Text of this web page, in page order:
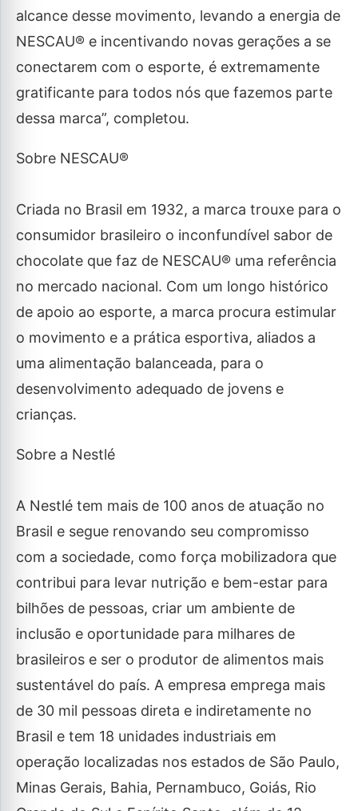
alcance desse movimento, levando a energia de
NESCAU® e incentivando novas gerações a se
conectarem com o esporte, é extremamente
gratificante para todos nós que fazemos parte
dessa marca”, completou.
Sobre NESCAU®
Criada no Brasil em 1932, a marca trouxe para o
consumidor brasileiro o inconfundível sabor de
chocolate que faz de NESCAU® uma referência
no mercado nacional. Com um longo histórico
de apoio ao esporte, a marca procura estimular
o movimento e a prática esportiva, aliados a
uma alimentação balanceada, para o
desenvolvimento adequado de jovens e
crianças.
Sobre a Nestlé
A Nestlé tem mais de 100 anos de atuação no
Brasil e segue renovando seu compromisso
com a sociedade, como força mobilizadora que
contribui para levar nutrição e bem-estar para
bilhões de pessoas, criar um ambiente de
inclusão e oportunidade para milhares de
brasileiros e ser o produtor de alimentos mais
sustentável do país. A empresa emprega mais
de 30 mil pessoas direta e indiretamente no
Brasil e tem 18 unidades industriais em
operação localizadas nos estados de São Paulo,
Minas Gerais, Bahia, Pernambuco, Goiás, Rio